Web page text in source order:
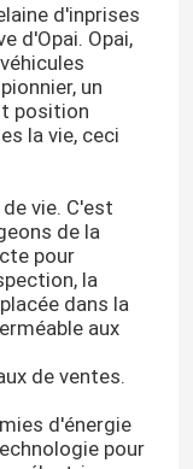
d'inprises
d'Opai. Opai,
un
position
la vie, ceci
vie. C'est
de la
pour
la
dans la
aux
de ventes.
d'énergie
pour